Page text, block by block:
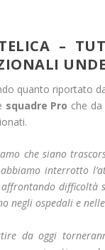
–
quanto riportato
squadre Pro che
che siano
interrotto
difficoltà
negli ospedali e
da oggi